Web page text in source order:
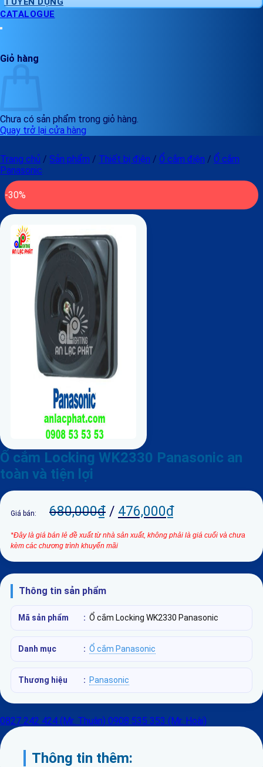
CATALOGUE
Giỏ hàng
Chưa có sản phẩm trong giỏ hàng.
Quay trở lại cửa hàng
Trang chủ / Sản phẩm / Thiết bị điện / Ổ cắm điện / Ổ cắm
Panasonic
-30%
Ổ cắm Locking WK2330 Panasonic an
toàn và tiện lợi
Giá bán: 680,000₫ / 476,000₫
*Đây là giá bán lẻ đề xuất từ nhà sản xuất, không phải là giá cuối và chưa
kèm các chương trình khuyến mãi
Thông tin sản phẩm
Mã sản phẩm : Ổ cắm Locking WK2330 Panasonic
Danh mục : Ổ cắm Panasonic
Thương hiệu : Panasonic
0827 242 424 (Mr. Thuận) 0908 535 353 (Mr. Hoài)
Thông tin thêm: